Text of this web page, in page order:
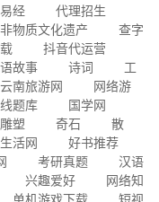
易经
代理招生
非物质文化遗产
查字
抖音代运营
故事 诗词
工
云南旅游网
网络游
题库
国学网
雕塑 奇石
散
活网
好书推荐
考研真题
汉语
兴趣爱好
网络知